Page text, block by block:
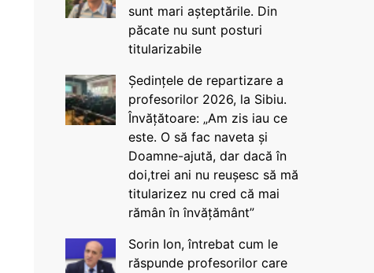
sunt mari așteptările. Din
păcate nu sunt posturi
titularizabile
Ședințele de repartizare a
profesorilor 2026, la Sibiu.
Învățătoare: „Am zis iau ce
este. O să fac naveta și
Doamne-ajută, dar dacă în
doi,trei ani nu reușesc să mă
titularizez nu cred că mai
rămân în învățământ”
Sorin Ion, întrebat cum le
răspunde profesorilor care